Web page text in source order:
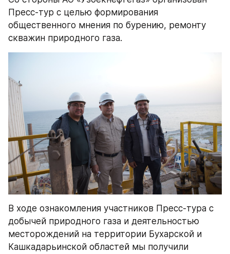
Пресс-тур с целью формирования
общественного мнения по бурению, ремонту
скважин природного газа.
В ходе ознакомления участников Пресс-тура с
добычей природного газа и деятельностью
месторождений на территории Бухарской и
Кашкадарьинской областей мы получили